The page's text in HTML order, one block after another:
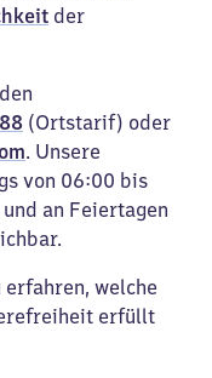
der
(Ortstarif) oder
. Unsere
von 06:00 bis
an Feiertagen
erfahren, welche
erfüllt